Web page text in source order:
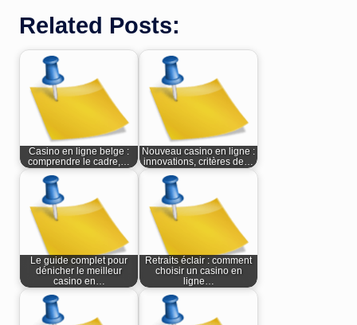
Related Posts:
Casino en ligne belge :
comprendre le cadre,…
Nouveau casino en ligne :
innovations, critères de…
Le guide complet pour
dénicher le meilleur
casino en…
Retraits éclair : comment
choisir un casino en
ligne…